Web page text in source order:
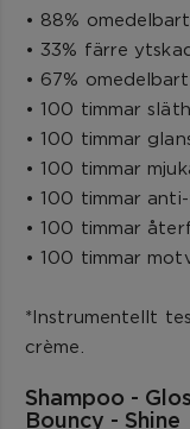
• 88%
• 33% färre
• 67%
• 100 timmar
• 100 timmar
• 100 timmar
• 100 timmar
• 100 timmar
• 100 timmar
*Instrumentellt
crème.
Shampoo -
Bouncy - Shine